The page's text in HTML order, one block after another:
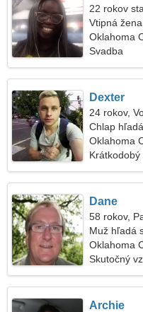
22 rokov
Vtipná
Oklahoma
Svadba
Dexter
24 rokov,
Chlap
Oklahoma
Krátkodobý
Dane
58 rokov,
Muž hľadá
Oklahoma
Skutočný
Archie